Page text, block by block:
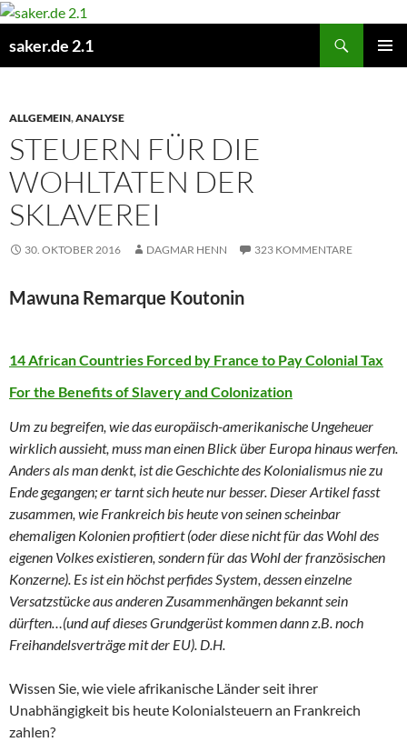
Zum
springen
saker.de 2.1
ALLGEMEIN,ANALYSE
STEUERN FÜR DIE
WOHLTATEN DER
SKLAVEREI
30. OKTOBER 2016 DAGMAR HENN 323 KOMMENTARE
Mawuna Remarque Koutonin
14 African Countries Forced by France to Pay Colonial Tax
For the Benefits of Slavery and Colonization
Um zu begreifen, wie das europäisch-amerikanische Ungeheuer
wirklich aussieht, muss man einen Blick über Europa hinaus werfen.
Anders als man denkt, ist die Geschichte des Kolonialismus nie zu
Ende gegangen; er tarnt sich heute nur besser. Dieser Artikel fasst
zusammen, wie Frankreich bis heute von seinen scheinbar
ehemaligen Kolonien profitiert (oder diese nicht für das Wohl des
eigenen Volkes existieren, sondern für das Wohl der französischen
Konzerne). Es ist ein höchst perfides System, dessen einzelne
Versatzstücke aus anderen Zusammenhängen bekannt sein
dürften…(und auf dieses Grundgerüst kommen dann z.B. noch
Freihandelsverträge mit der EU). D.H.
Wissen Sie, wie viele afrikanische Länder seit ihrer
Unabhängigkeit bis heute Kolonialsteuern an Frankreich
zahlen?